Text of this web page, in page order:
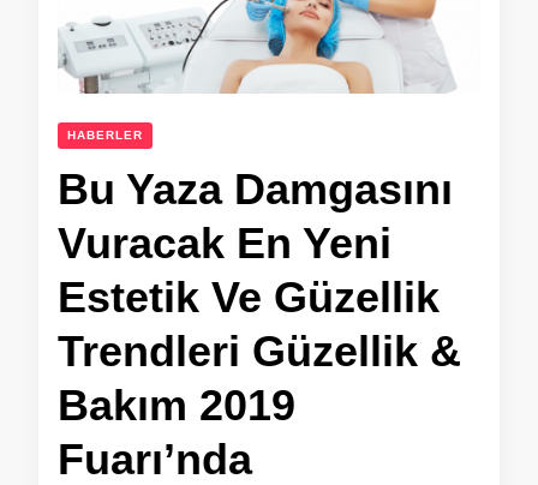
HABERLER
Bu Yaza Damgasını
Vuracak En Yeni
Estetik Ve Güzellik
Trendleri Güzellik &
Bakım 2019
Fuarı’nda